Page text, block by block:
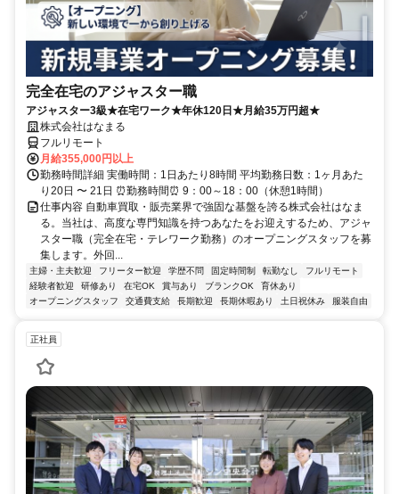
完全在宅のアジャスター職
アジャスター3級★在宅ワーク★年休120日★月給35万円超★
株式会社はなまる
フルリモート
月給355,000円以上
勤務時間詳細 実働時間：1日あたり8時間 平均勤務日数：1ヶ月あた
り20日 〜 21日 ⏰勤務時間⏰ 9：00～18：00（休憩1時間）
仕事内容 自動車買取・販売業界で強固な基盤を誇る株式会社はなま
る。当社は、高度な専門知識を持つあなたをお迎えするため、アジャ
スター職（完全在宅・テレワーク勤務）のオープニングスタッフを募
集します。外回...
主婦・主夫歓迎 フリーター歓迎 学歴不問 固定時間制 転勤なし
フルリモート
経験者歓迎
研修あり 在宅OK 賞与あり ブランクOK
育休あり
オープニングスタッフ
交通費支給 長期歓迎 長期休暇あり 土日祝休み 服装自由
正社員